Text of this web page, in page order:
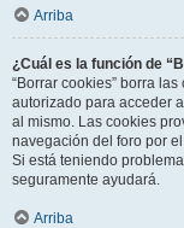
Arriba
¿Cuál es la función de
“Borrar cookies” borra
autorizado para acceder
al mismo. Las cookies
navegación del foro por
Si está teniendo
seguramente ayudará.
Arriba